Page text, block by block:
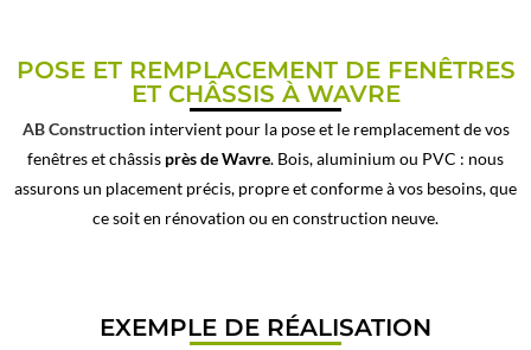
POSE ET REMPLACEMENT DE FENÊTRES
ET CHÂSSIS À WAVRE
AB Constructionintervient pour la pose et le remplacement de vos
fenêtres et châssis près de Wavre. Bois, aluminium ou PVC : nous
assurons un placement précis, propre et conforme à vos besoins, que
ce soit en rénovation ou en construction neuve.
EXEMPLE DE RÉALISATION